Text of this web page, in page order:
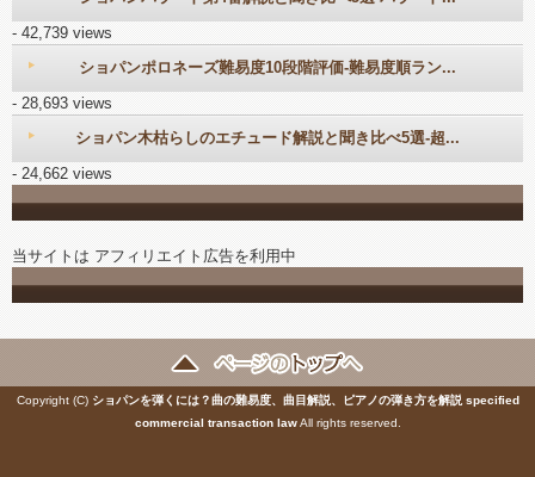
- 42,739 views
ショパンポロネーズ難易度10段階評価-難易度順ラン...
- 28,693 views
ショパン木枯らしのエチュード解説と聞き比べ5選-超...
- 24,662 views
当サイトは アフィリエイト広告を利用中
Copyright (C) ショパンを弾くには？曲の難易度、曲目解説、ピアノの弾き方を解説 specified
commercial transaction lawAll rights reserved.